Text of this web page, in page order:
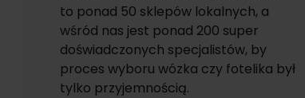
to ponad 50 sklepów lokalnych, a
wśród nas jest ponad 200 super
doświadczonych specjalistów, by
proces wyboru wózka czy fotelika był
tylko przyjemnością.